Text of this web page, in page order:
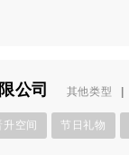
公司 其他类型
升空间 节日礼物